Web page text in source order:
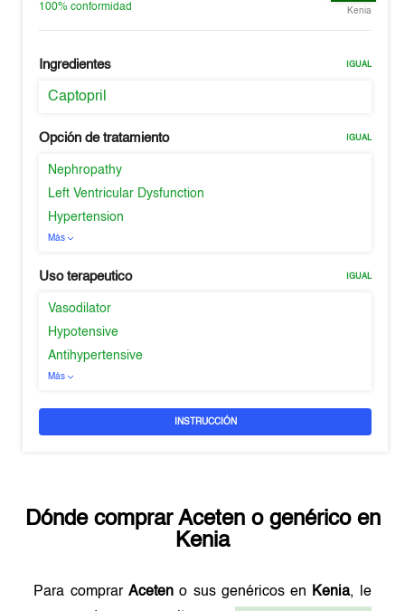
100%conformidad Kenia
Ingredientes IGUAL
Captopril
Opción de tratamiento IGUAL
Nephropathy
Left Ventricular Dysfunction
Hypertension
Más
Uso terapeutico IGUAL
Vasodilator
Hypotensive
Antihypertensive
Más
INSTRUCCIÓN
Dónde comprar Aceteno genérico en
Kenia
Para comprar Aceteno sus genéricos en Kenia, le